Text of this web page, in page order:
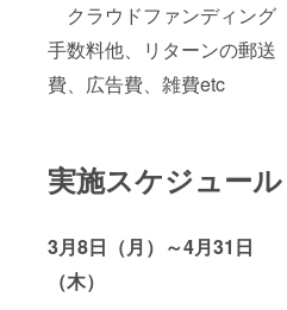
クラウドファンディング
手数料他、リターンの郵送
費、広告費、雑費etc
実施スケジュール
3月8日（月）～4月31日
（木）